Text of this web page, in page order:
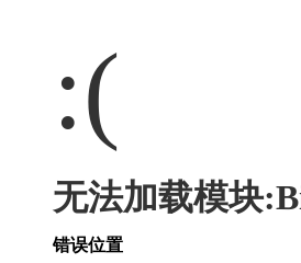
:(
无法加载模块
错误位置